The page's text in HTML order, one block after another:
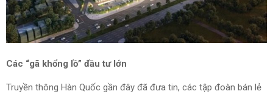
Các “gã khổng lồ” đầu tư lớn
Truyền thông Hàn Quốc gần đây đã đưa tin, các tập đoàn bán lẻ